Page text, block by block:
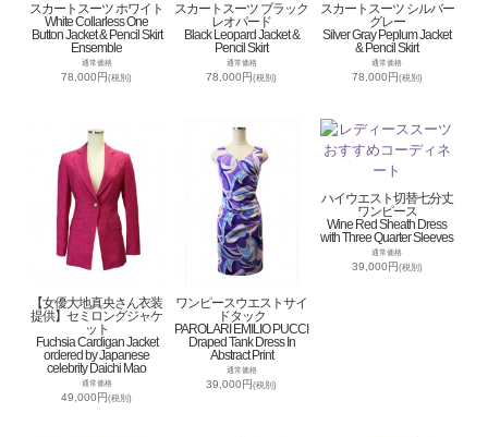
スカートスーツ ホワイト
White Collarless One
Button Jacket & Pencil Skirt
Ensemble
通常価格
78,000円(税別)
スカートスーツ ブラック
レオパード
Black Leopard Jacket &
Pencil Skirt
通常価格
78,000円(税別)
スカートスーツ シルバー
グレー
Silver Gray Peplum Jacket
& Pencil Skirt
通常価格
78,000円 (税別)
【女優大地真央さん衣装
提供】セミロングジャケ
ット
Fuchsia Cardigan Jacket
ordered by Japanese
celebrity Daichi Mao
通常価格
49,000円(税別)
ワンピースウエストサイ
ドタック
PAROLARI EMILIO PUCCI
Draped Tank Dress In
Abstract Print
通常価格
39,000円(税別)
ハイウエスト切替七分丈
ワンピース
Wine Red Sheath Dress
with Three Quarter Sleeves
通常価格
39,000円(税別)